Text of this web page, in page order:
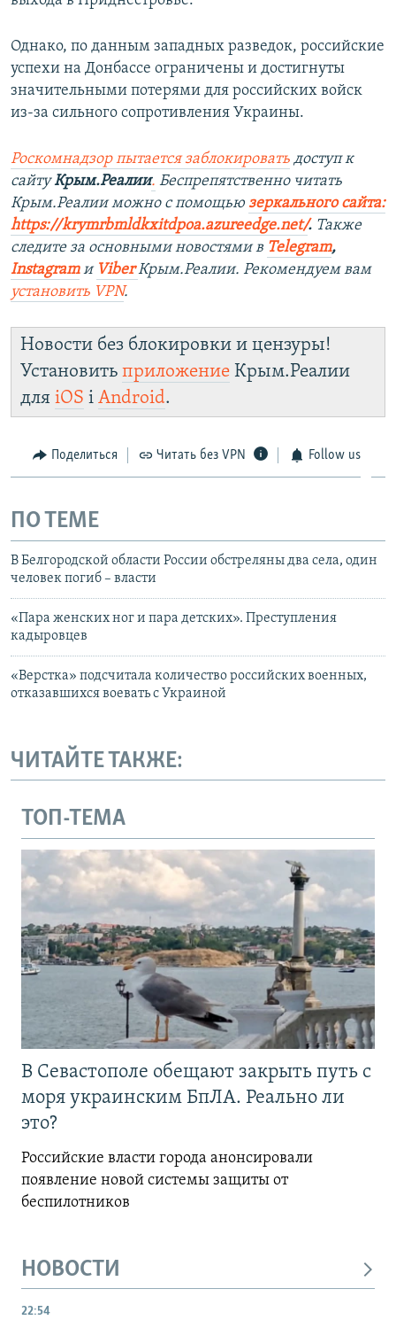
Однако, по данным западных разведок, российские
успехи на Донбассе ограничены и достигнуты
значительными потерями для российских войск
из-за сильного сопротивления Украины.
Роскомнадзор пытается заблокировать доступ к
сайтуКрым.Реалии. Беспрепятственно читать
Крым.Реалии можно с помощью зеркального сайта:
https://krymrbmldkxitdpoa.azureedge.net/. Также
следите за основными новостями в Telegram,
Instagramи ViberКрым.Реалии. Рекомендуем вам
установить VPN.
Новости без блокировки и цензуры!
Установить приложение Крым.Реалии
для iOS і Android.
Поделиться Читать без VPN Follow us
ПО ТЕМЕ
В Белгородской области России обстреляны два села, один
человек погиб – власти
«Пара женских ног и пара детских». Преступления
кадыровцев
«Верстка» подсчитала количество российских военных,
отказавшихся воевать с Украиной
ЧИТАЙТЕ ТАКЖЕ:
ТОП-ТЕМА
В Севастополе обещают закрыть путь с
моря украинским БпЛА. Реально ли
это?
Российские власти города анонсировали
появление новой системы защиты от
беспилотников
НОВОСТИ
22:54